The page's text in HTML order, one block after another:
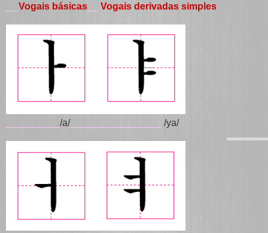
Vogais básicas Vogais derivadas simples
/a/_________________ /ya/